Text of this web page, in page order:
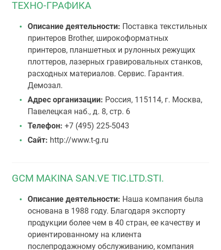
ТЕХНО-ГРАФИКА
Описание деятельности: Поставка текстильных
принтеров Brother, широкоформатных
принтеров, планшетных и рулонных режущих
плоттеров, лазерных гравировальных станков,
расходных материалов. Сервис. Гарантия.
Демозал.
Адрес организации: Россия, 115114, г. Москва,
Павелецкая наб., д. 8, стр. 6
Телефон: +7 (495) 225-5043
Сайт: http://www.t-g.ru
GCM MAKINA SAN.VE TIC.LTD.STI.
Описание деятельности: Наша компания была
основана в 1988 году. Благодаря экспорту
продукции более чем в 40 стран, ее качеству и
ориентированному на клиента
послепродажному обслуживанию, компания